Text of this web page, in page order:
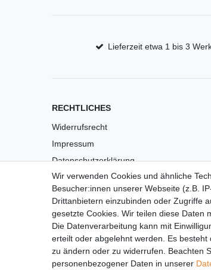
Lieferzeit etwa 1 bis 3
RECHTLICHES
Widerrufsrecht
Impressum
Datenschutzerklärung
AGB
Versandkosten
Barrierefreiheit
Anleitungen
Vertrag widerrufen
Wir verwenden Cookies und ähnliche
Besucher:innen unserer Webseite (z.B.
Drittanbietern einzubinden oder Zugriffe
gesetzte Cookies. Wir teilen diese Daten
Die Datenverarbeitung kann mit
erteilt oder abgelehnt werden. Es
zu ändern oder zu widerrufen. Beachten
personenbezogener Daten in unserer